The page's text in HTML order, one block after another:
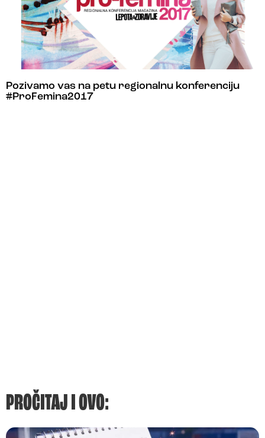
Pozivamo vas na petu regionalnu konferenciju
#ProFemina2017
PROČITAJ I OVO: